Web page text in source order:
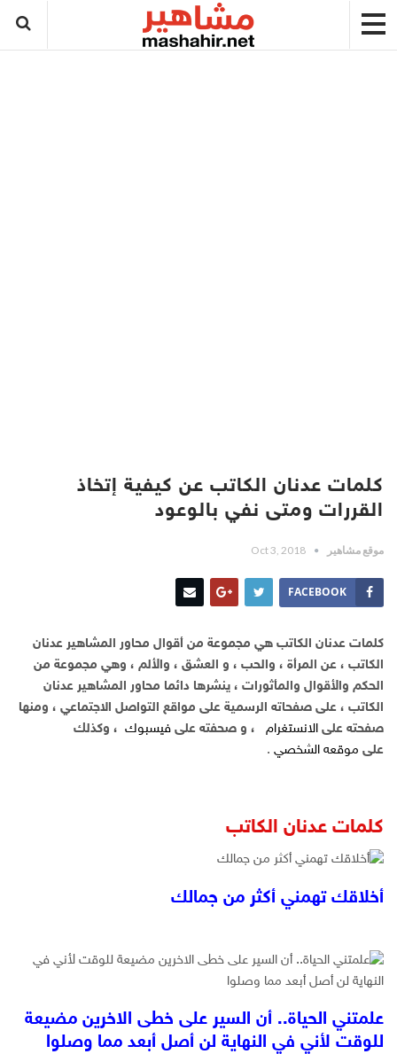
كلمات عدنان الكاتب عن كيفية إتخاذ
القررات ومتى نفي بالوعود
موقع مشاهير Oct 3, 2018
FACEBOOK
كلمات عدنان الكاتب هي مجموعة من أقوال محاور المشاهير عدنان
الكاتب ، عن المرأة ، والحب ، و العشق ، والألم ، وهي مجموعة من
الحكم والأقوال والمأثورات ، ينشرها دائما محاور المشاهير عدنان
الكاتب ، على صفحاته الرسمية على مواقع التواصل الاجتماعي ، ومنها
صفحته على الانستغرام ، و صحفته على فيسبوك ، وكذلك
على موقعه الشخصي.
كلمات عدنان الكاتب
أخلاقك تهمني أكثر من جمالك
علمتني الحياة.. أن السير على خطى الاخرين مضيعة
للوقت لأني في النهاية لن أصل أبعد مما وصلوا